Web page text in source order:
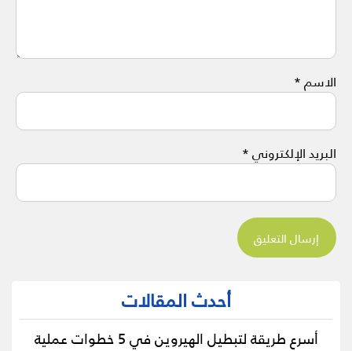
الاسم*
البريد الإلكتروني*
أحدث المقالات
أسرع طريقة لتبطيل الهيروين في 5 خطوات عملية